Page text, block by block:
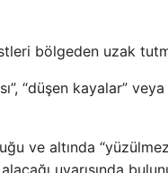
bölgeden uzak
“düşen kayalar”
ve altında
uyarısında